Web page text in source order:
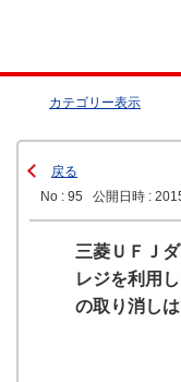
カテゴリー表示
戻る
No : 95
公開日時 :
三菱ＵＦＪ
レジを利用
の取り消し